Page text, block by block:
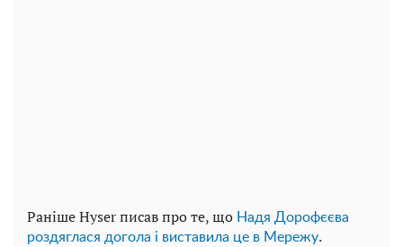
Раніше Hyser писав про те, що Надя Дорофєєва
роздяглася догола і виставила це в Мережу.